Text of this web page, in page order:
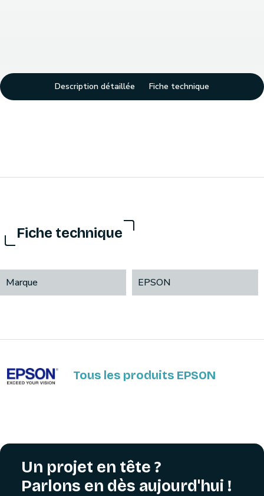
Description détaillée Fiche technique
Fiche technique
Marque EPSON
Tous les produits EPSON
Un projet en tête ?
Parlons en dès aujourd'hui !